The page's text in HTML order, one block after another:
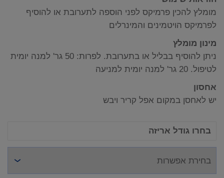
מומלץ להכין פרמיקס לפני הוספה לתערובת או להוסיף
לפרמיקס הויטמינים והמינרלים
מינון מומלץ
ניתן להוסיף בבליל או בתערובת. לפרות: 50 גר' למנה יומית
לטיפול. 20 גר' למנה יומית למניעה
אחסון
יש לאחסן במקום אפל קריר ויבש
בחרו גודל אריזה